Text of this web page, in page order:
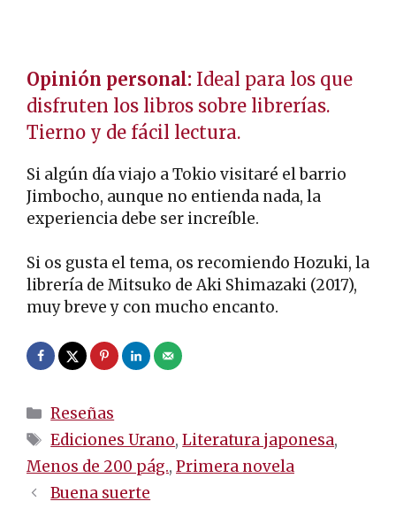
Opinión personal: Ideal para los que
disfruten los libros sobre librerías.
Tierno y de fácil lectura.
Si algún día viajo a Tokio visitaré el barrio
Jimbocho, aunque no entienda nada, la
experiencia debe ser increíble.
Si os gusta el tema, os recomiendo Hozuki, la
librería de Mitsuko de Aki Shimazaki (2017),
muy breve y con mucho encanto.
Categorías
Reseñas
Etiquetas
Ediciones Urano,Literatura japonesa,
Menos de 200 pág., Primera novela
Navegación
Buena suerte